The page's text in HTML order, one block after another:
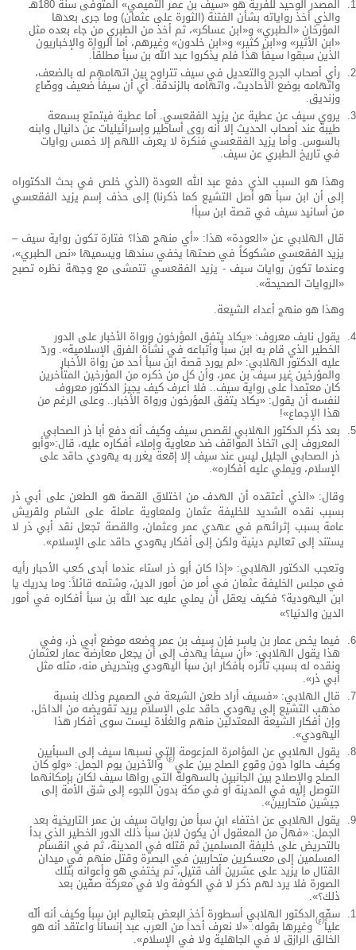
المصدر الوحيد للفرية هو «سيف بن عمر التميمي» المتوفى سنة 180هـ
والذي أخذ رواياته بشأن الفتنة (الثورة على عثمان) وما جرى بعدها
المؤرخان «الطبري» و«ابن عساكر»، ثم أخذ من الطبري من جاء بعده مثل
«ابن الأثير» و«ابن كثير» و«ابن خلدون» وغيرهم، أما الرواة والإخباريون
الذين سبقوا سيفاً هذا فلم يذكروا عبد الله بن سبأ مطلقاً.
رأي أصحاب الجرح والتعديل في سيف تتراوح بين اتهامهم له بالضعف،
واتهامه بوضع الأحاديث، واتهامه بالزندقة. أي أن سيفاً ضعيف ووضّاع
وزنديق.
يروي سيف عن عطية عن يزيد الفقعسي. أما عطية فيتمتع بسمعة
طيبة عند أصحاب الحديث إلا أنه روى أساطير وإسرائيليات عن دانيال وابنه
بالسوس. وأما يزيد الفقعسي فنكرة لا يعرف اللهم إلا خمس روايات
في تاريخ الطبري عن سيف.
وهذا هو السبب الذي دفع عبد الله العودة (الذي خلص في بحث الدكتوراه
إلى أن ابن سبأ هو أصل التشيع كما ذكرنا) إلى حذف إسم يزيد الفقعسي
من أسانيد سيف في قصة ابن سبأ!
قال الهلابي عن «العودة» هذا: «أي منهج هذا؟ فتارة تكون رواية سيف –
يزيد الفقعسي مشكوكاً في صحتها يخفي سندها ويسميها «نص الطبري»،
وعندما تكون روايات سيف - يزيد الفقعسي تتمشى مع وجهة نظره تصبح
«الروايات الصحيحة».
وهذا هو منهج أعداء الشيعة.
يقول نايف معروف: «يكاد يتفق المؤرخون ورواة الأخبار على الدور
الخطير الذي قام به ابن سبأ وأتباعه في نشأة الفرق الإسلامية». وردّ
عليه الدكتور الهلابي: «لم يورد قصة ابن سبأ أحد من رواة الأخبار
والمؤرخين غير سيف بن عمر، وأن كل من ذكره من المؤرخين المتأخرين
كان معتمداً على رواية سيف.. فلا أعرف كيف يجيز الدكتور معروف
لنفسه أن يقول: «يكاد يتفق المؤرخون ورواة الأخبار.. وعلى الرغم من
هذا الإجماع»!
بعد ذكر الدكتور الهلابي لقصص سيف وكيف أنه دفع أبا ذر الصحابي
المعروف إلى اتخاذ المواقف ضد معاوية وإملاء أفكاره عليه، قال:«وأبو
ذر الصحابي الجليل ليس عند سيف إلا إمّعة يغرر به يهودي حاقد على
الإسلام، ويملي عليه أفكاره».
وقال: «الذي أعتقده أن الهدف من اختلاق القصة هو الطعن على أبي ذر
بسبب نقده الشديد للخليفة عثمان ولمعاوية عاملة على الشام ولقريش
عامة بسبب إثرائهم في عهدي عمر وعثمان، والقصة تجعل نقد أبي ذر لا
يستند إلى تعاليم دينية ولكن إلى أفكار يهودي حاقد على الإسلام».
وتعجب الدكتور الهلابي: «إذا كان أبو ذر استاء عندما أبدى كعب الأحبار رأيه
في مجلس الخليفة عثمان في أمر من أمور الدين، وشتمه قائلاً: وما يدريك يا
ابن اليهودية؟ فكيف يعقل أن يملي عليه عبد الله بن سبأ أفكاره في أمور
الدين والدنيا؟»
فيما يخص عمار بن ياسر فإن سيف بن عمر وضعه موضع أبي ذر، وفي
هذا يقول الهلابي: «أن سيفاً يهدف إلى أن يجعل معارضة عمار لعثمان
ونقده له بسبب تأثره بأفكار ابن سبأ اليهودي وبتحريض منه، مثله مثل
أبي ذر».
قال الهلابي: «فسيف أراد طعن الشيعة في الصميم وذلك بنسبة
مذهب التشيع إلى يهودي حاقد على الإسلام يريد تقويضه من الداخل،
وإن أفكار الشيعة المعتدلين منهم والغلاة ليست سوى أفكار هذا
اليهودي».
يقول الهلابي عن المؤامرة المزعومة التي نسبها سيف إلى السبأيين
وكيف حالوا دون وقوع الصلح بين علي(ع) والآخرين يوم الجمل: «ولو كان
الصلح والإصلاح بين الجانبين بالسهولة التي رواها سيف لكان بإمكانهما
التوصل إليه في المدينة أو في مكة بدون اللجوء إلى شق الأمة إلى
جيشين متحاربين».
يقول الهلابي عن اختفاء ابن سبأ من روايات سيف بن عمر التاريخية بعد
الجمل: «فهل من المعقول أن يكون لابن سبأ ذلك الدور الخطير الذي بدأ
بالتحريض على خليفة المسلمين ثم قتله في المدينة، ثم في انقسام
المسلمين إلى معسكرين متحاربين في البصرة وقتل منهم في ميدان
القتال ما يزيد على عشرين ألف قتيل، ثم يختفي هو وأعوانه بتلك
الصورة فلا يرد لهم ذكر لا في الكوفة ولا في معركة صفّين بعد
ذلك؟».
سفّه الدكتور الهلابي أسطورة أخذ البعض بتعاليم ابن سبأ وكيف أنه ألّه
علياً(ع) وغيرها بقوله: «لا نعرف أحداً من العرب عبد إنساناً واعتقد أنه هو
الخالق الرازق لا في الجاهلية ولا في الإسلام».